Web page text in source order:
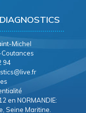
Michel
94
en NORMANDIE:
Seine Maritine.